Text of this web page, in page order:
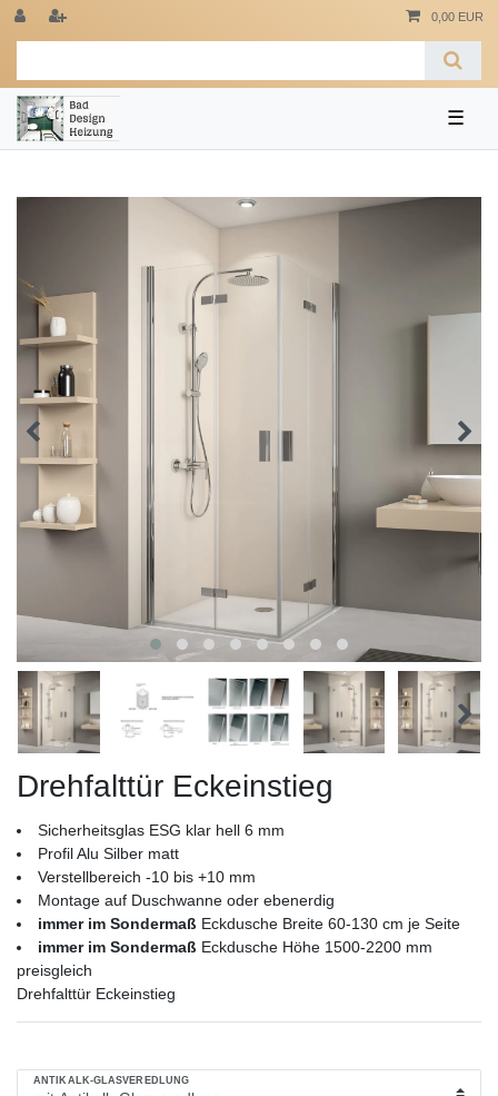
0,00 EUR
☰
Drehfalttür Eckeinstieg
Sicherheitsglas ESG klar hell 6 mm
Profil Alu Silber matt
Verstellbereich -10 bis +10 mm
Montage auf Duschwanne oder ebenerdig
immer im Sondermaß Eckdusche Breite 60-130 cm je Seite
immer im Sondermaß Eckdusche Höhe 1500-2200 mm
preisgleich
Drehfalttür Eckeinstieg
ANTIKALK-GLASVEREDLUNG